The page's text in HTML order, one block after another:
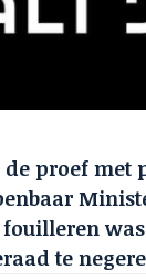
de proef
te